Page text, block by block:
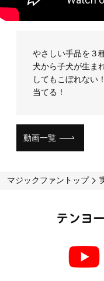
やさしい手品を３
犬から子犬が生ま
してもこぼれない
当てる！
動画一覧
マジックファントップ
テンヨ